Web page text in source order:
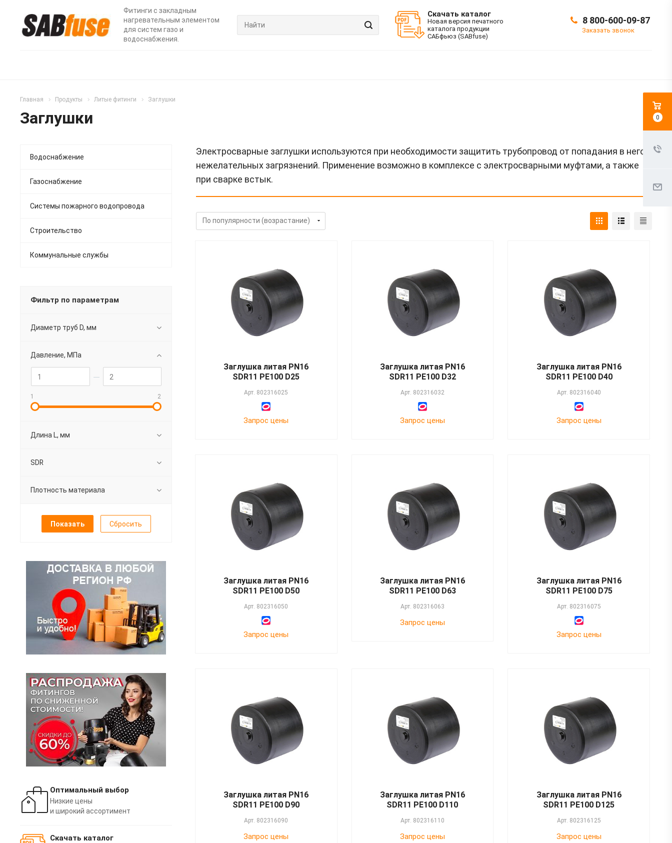
Фитинги с закладным
нагревательным элементом
для систем газо и
водоснабжения.
Скачать каталог
Новая версия печатного
каталога продукции
САБфьюз (SABfuse)
8 800-600-09-87
Заказать звонок
Главная Продукты Литые фитинги Заглушки
Заглушки
Электросварные заглушки используются при необходимости защитить трубопровод от попадания в него
нежелательных загрязнений. Применение возможно в комплексе с электросварными муфтами, а также
при сварке встык.
Заглушка литая PN16
SDR11 PE100 D25
Арт. 802316025
Запрос цены
Заглушка литая PN16
SDR11 PE100 D32
Арт. 802316032
Запрос цены
Заглушка литая PN16
SDR11 PE100 D40
Арт. 802316040
Запрос цены
Заглушка литая PN16
SDR11 PE100 D50
Арт. 802316050
Запрос цены
Заглушка литая PN16
SDR11 PE100 D63
Арт. 802316063
Запрос цены
Заглушка литая PN16
SDR11 PE100 D75
Арт. 802316075
Запрос цены
Заглушка литая PN16
SDR11 PE100 D90
Арт. 802316090
Запрос цены
Заглушка литая PN16
SDR11 PE100 D110
Арт. 802316110
Запрос цены
Заглушка литая PN16
SDR11 PE100 D125
Арт. 802316125
Запрос цены
Водоснабжение
Газоснабжение
Системы пожарного водопровода
Строительство
Коммунальные службы
Фильтр по параметрам
Диаметр труб D, мм
Давление, МПа
1 2
Длина L, мм
SDR
Плотность материала
Сбросить
Оптимальный выбор
Низкие цены
и широкий ассортимент
Скачать каталог
0